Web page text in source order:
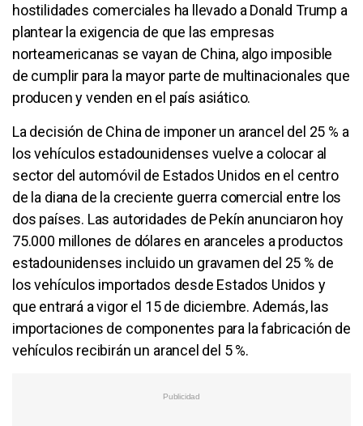
hostilidades comerciales ha llevado a Donald Trump a
plantear la exigencia de que las empresas
norteamericanas se vayan de China, algo imposible
de cumplir para la mayor parte de multinacionales que
producen y venden en el país asiático.
La decisión de China de imponer un arancel del 25 % a
los vehículos estadounidenses vuelve a colocar al
sector del automóvil de Estados Unidos en el centro
de la diana de la creciente guerra comercial entre los
dos países. Las autoridades de Pekín anunciaron hoy
75.000 millones de dólares en aranceles a productos
estadounidenses incluido un gravamen del 25 % de
los vehículos importados desde Estados Unidos y
que entrará a vigor el 15 de diciembre. Además, las
importaciones de componentes para la fabricación de
vehículos recibirán un arancel del 5 %.